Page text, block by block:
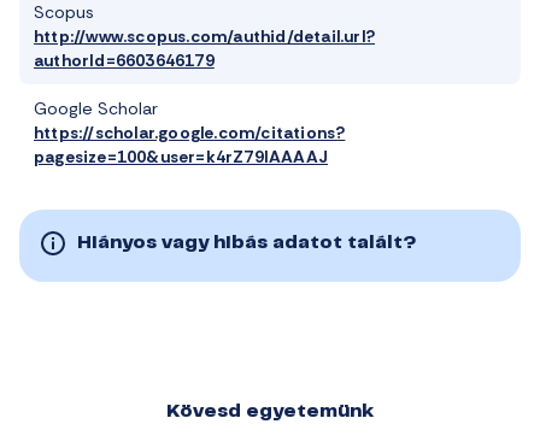
Scopus
http://www.scopus.com/authid/detail.url?
authorId=6603646179
Google Scholar
https://scholar.google.com/citations?
pagesize=100&user=k4rZ79IAAAAJ
Hiányos vagy hibás adatot talált?
Kövesd egyetemünk